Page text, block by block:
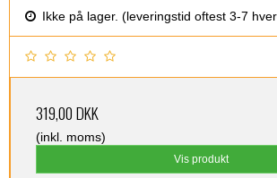
Ikke på lager. (leveringstid oftest 3-7
319,00 DKK
(inkl. moms)
Vis produkt